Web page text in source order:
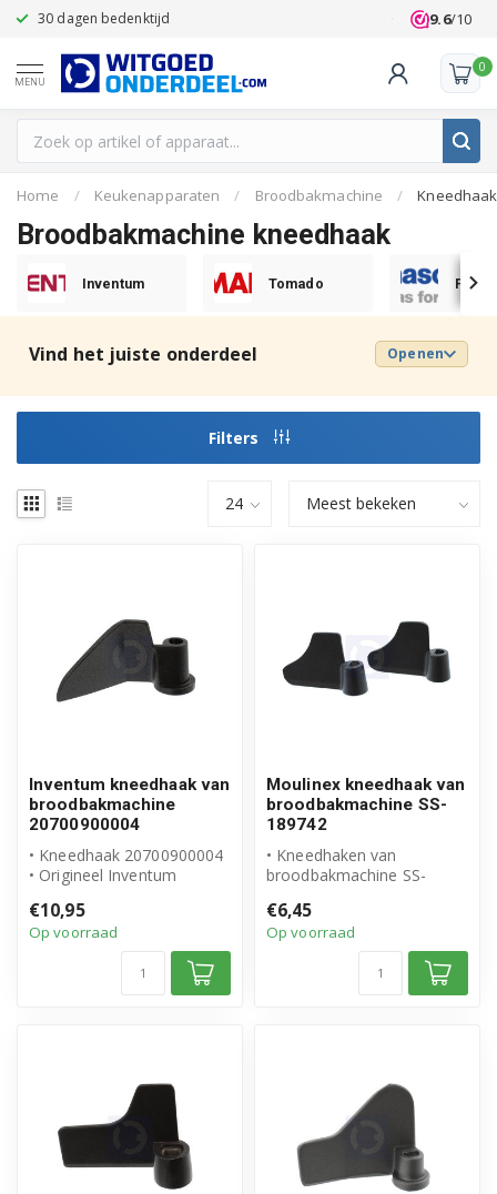
30 dagen bedenktijd Klanten
9.6/10
MENU
0
Home / Keukenapparaten / Broodbakmachine / Kneedhaak
Broodbakmachine kneedhaak
Inventum Tomado
Vind het juiste onderdeel Openen
Filters
Inventum kneedhaak van
broodbakmachine
20700900004
• Kneedhaak 20700900004
• Origineel Inventum
€10,95
Op voorraad
Moulinex kneedhaak van
broodbakmachine SS-
189742
• Kneedhaken van
broodbakmachine SS-
• Origineel Moulinex
• Set à 2 stuk...
€6,45
Op voorraad